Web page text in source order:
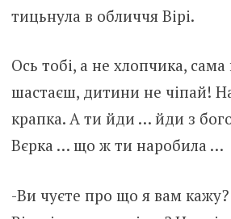
тицьнула в обличчя Вірі.
Ось тобі, а не хлопчика,
шастаєш, дитини не чіпай!
крапка. А ти йди … йди з
Вєрка … що ж ти наробила …
-Ви чуєте про що я вам